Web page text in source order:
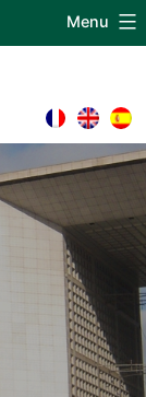
Menu